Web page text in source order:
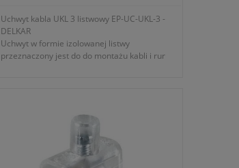
Uchwyt kabla UKL 3 listwowy EP-UC-UKL-3 -
DELKAR
Uchwyt w formie izolowanej listwy
przeznaczony jest do do montażu kabli i rur
okres gwarancji 12 miesięcy (lub dłużej
- dawny symbol 0-783-000-000-000
- symbol producenta EP-UC-UKL-3